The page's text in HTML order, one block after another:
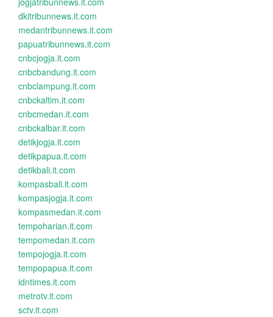
dkitribunnews.it.com
medantribunnews.it.com
papuatribunnews.it.com
cnbcjogja.it.com
cnbcbandung.it.com
cnbclampung.it.com
cnbckaltim.it.com
cnbcmedan.it.com
cnbckalbar.it.com
detikjogja.it.com
detikpapua.it.com
detikbali.it.com
kompasbali.it.com
kompasjogja.it.com
kompasmedan.it.com
tempoharian.it.com
tempomedan.it.com
tempojogja.it.com
tempopapua.it.com
idntimes.it.com
metrotv.it.com
sctv.it.com